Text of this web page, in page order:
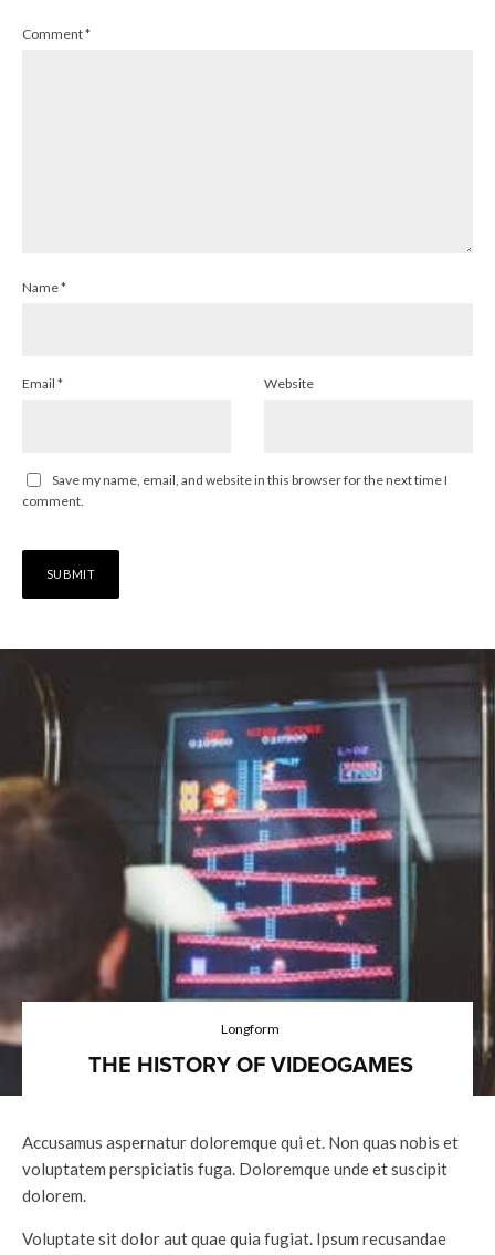
Comment*
Name*
Email * Website
Save my name, email, and website in this browser for the next time I
comment.
Longform
THE HISTORY OF VIDEOGAMES
Accusamus aspernatur doloremque qui et. Non quas nobis et
voluptatem perspiciatis fuga. Doloremque unde et suscipit
dolorem.
Voluptate sit dolor aut quae quia fugiat. Ipsum recusandae